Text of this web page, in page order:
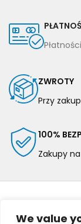
We value
ZWROTY
Przy
100%
Zakupy